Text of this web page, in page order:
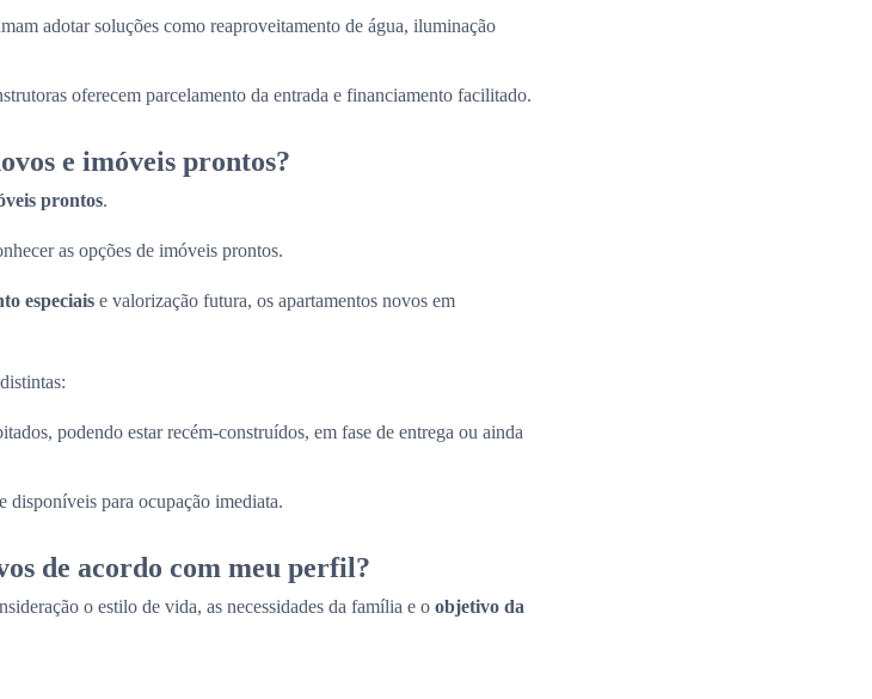
adotar soluções como reaproveitamento de água, iluminação
oferecem parcelamento da entrada e financiamento facilitado.
e imóveis prontos?
prontos.
as opções de imóveis prontos.
especiais e valorização futura, os apartamentos novos em
podendo estar recém-construídos, em fase de entrega ou ainda
disponíveis para ocupação imediata.
de acordo com meu perfil?
o estilo de vida, as necessidades da família e o objetivo da